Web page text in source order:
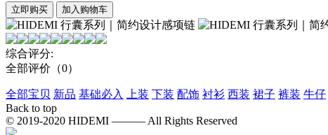
立即购买 加入购物车
综合评分:
全部评价 （0）
全部宝贝 新品 基础必入 上装 下装 配饰 衬衫 西装 裙子 裤装 牛仔
Back to top
© 2019-2020 HIDEMI ——— All Rights Reserved